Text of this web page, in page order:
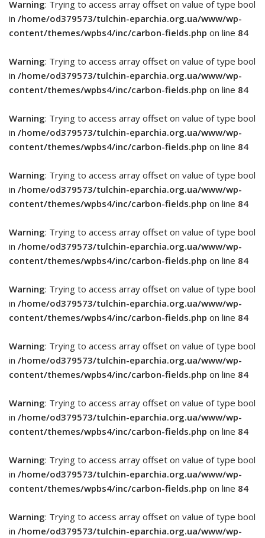
Warning: Trying to access array offset on value of type bool
in /home/od379573/tulchin-eparchia.org.ua/www/wp-
content/themes/wpbs4/inc/carbon-fields.php on line 84
Warning: Trying to access array offset on value of type bool
in /home/od379573/tulchin-eparchia.org.ua/www/wp-
content/themes/wpbs4/inc/carbon-fields.php on line 84
Warning: Trying to access array offset on value of type bool
in /home/od379573/tulchin-eparchia.org.ua/www/wp-
content/themes/wpbs4/inc/carbon-fields.php on line 84
Warning: Trying to access array offset on value of type bool
in /home/od379573/tulchin-eparchia.org.ua/www/wp-
content/themes/wpbs4/inc/carbon-fields.php on line 84
Warning: Trying to access array offset on value of type bool
in /home/od379573/tulchin-eparchia.org.ua/www/wp-
content/themes/wpbs4/inc/carbon-fields.php on line 84
Warning: Trying to access array offset on value of type bool
in /home/od379573/tulchin-eparchia.org.ua/www/wp-
content/themes/wpbs4/inc/carbon-fields.php on line 84
Warning: Trying to access array offset on value of type bool
in /home/od379573/tulchin-eparchia.org.ua/www/wp-
content/themes/wpbs4/inc/carbon-fields.php on line 84
Warning: Trying to access array offset on value of type bool
in /home/od379573/tulchin-eparchia.org.ua/www/wp-
content/themes/wpbs4/inc/carbon-fields.php on line 84
Warning: Trying to access array offset on value of type bool
in /home/od379573/tulchin-eparchia.org.ua/www/wp-
content/themes/wpbs4/inc/carbon-fields.php on line 84
Warning: Trying to access array offset on value of type bool
in /home/od379573/tulchin-eparchia.org.ua/www/wp-